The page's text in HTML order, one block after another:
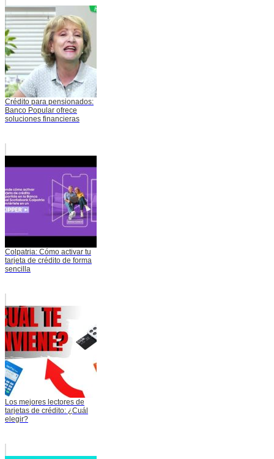
Crédito para pensionados:
Banco Popular ofrece
soluciones financieras
Colpatria: Cómo activar tu
tarjeta de crédito de forma
sencilla
Los mejores lectores de
tarjetas de crédito: ¿Cuál
elegir?